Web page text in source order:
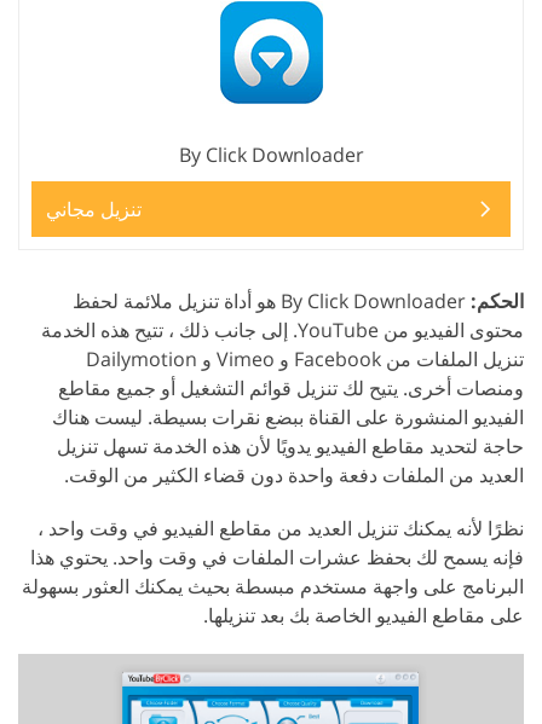
By Click Downloader
تنزيل مجاني
الحكم:
By Click Downloader هو أداة تنزيل ملائمة لحفظ
محتوى الفيديو من YouTube. إلى جانب ذلك ، تتيح هذه الخدمة
تنزيل الملفات من Facebook و Vimeo و Dailymotion
ومنصات أخرى. يتيح لك تنزيل قوائم التشغيل أو جميع مقاطع
الفيديو المنشورة على القناة ببضع نقرات بسيطة. ليست هناك
حاجة لتحديد مقاطع الفيديو يدويًا لأن هذه الخدمة تسهل تنزيل
العديد من الملفات دفعة واحدة دون قضاء الكثير من الوقت.
نظرًا لأنه يمكنك تنزيل العديد من مقاطع الفيديو في وقت واحد ،
فإنه يسمح لك بحفظ عشرات الملفات في وقت واحد. يحتوي هذا
البرنامج على واجهة مستخدم مبسطة بحيث يمكنك العثور بسهولة
على مقاطع الفيديو الخاصة بك بعد تنزيلها.